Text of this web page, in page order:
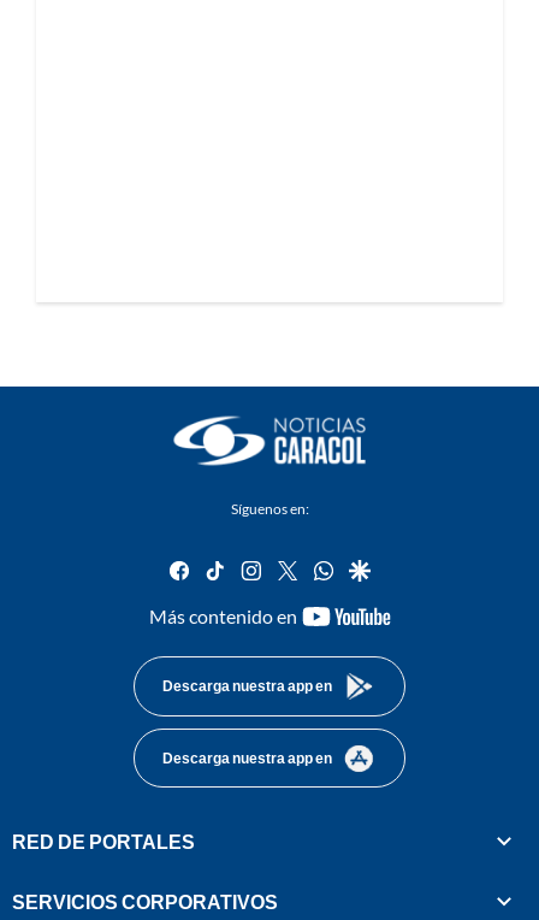
Síguenos en:
facebook
tiktok instagram
twitterwhatsapp
google
Más contenido en
youtube-
Descarga nuestra app en
Descarga nuestra app en
RED DE PORTALES
SERVICIOS CORPORATIVOS